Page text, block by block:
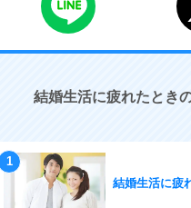
結婚生活に疲れたとき
結婚生活に疲